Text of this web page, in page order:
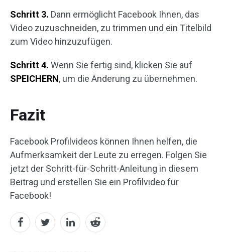
Schritt 3. Dann ermöglicht Facebook Ihnen, das
Video zuzuschneiden, zu trimmen und ein Titelbild
zum Video hinzuzufügen.
Schritt 4. Wenn Sie fertig sind, klicken Sie auf
SPEICHERN, um die Änderung zu übernehmen.
Fazit
Facebook Profilvideos können Ihnen helfen, die
Aufmerksamkeit der Leute zu erregen. Folgen Sie
jetzt der Schritt-für-Schritt-Anleitung in diesem
Beitrag und erstellen Sie ein Profilvideo für
Facebook!